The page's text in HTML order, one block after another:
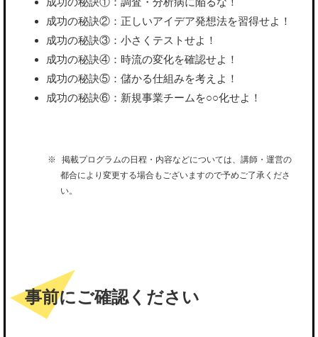
成功の秘訣②：正しいアイデア発想法を習得せよ！
成功の秘訣③：小さくテストせよ！
成功の秘訣④：時流の変化を確認せよ！
成功の秘訣⑤：儲かる仕組みを考えよ！
成功の秘訣⑥：新規事業チームを○○化せよ！
掲載プログラムの日程・内容などについては、講師・運営の
都合により変更する場合もございますので予めご了承くださ
い。
事前にご確認ください